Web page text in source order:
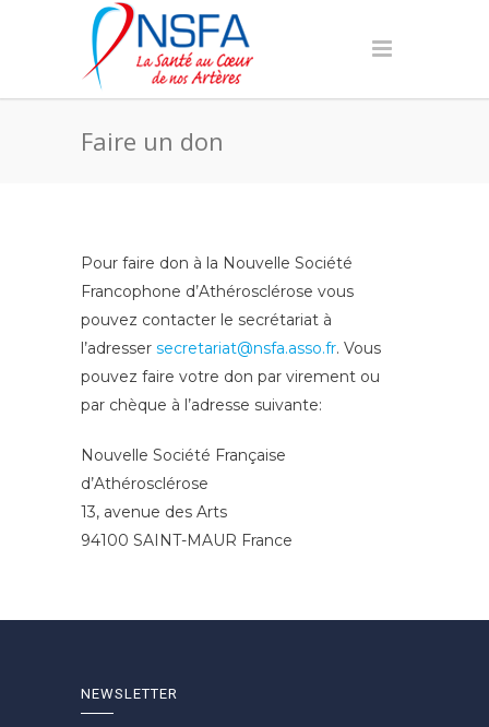
Faire un don
Pour faire don à la Nouvelle Société
Francophone d’Athérosclérose vous
pouvez contacter le secrétariat à
l’adresser secretariat@nsfa.asso.fr. Vous
pouvez faire votre don par virement ou
par chèque à l’adresse suivante:
Nouvelle Société Française
d’Athérosclérose
13, avenue des Arts
94100 SAINT-MAUR France
NEWSLETTER